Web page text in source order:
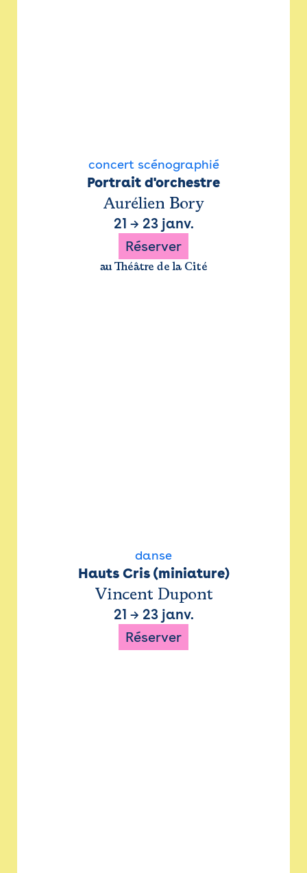
concert scénographié
Portrait d'orchestre
Aurélien Bory
21 → 23 janv.
Réserver
au Théâtre de la Cité
danse
Hauts Cris (miniature)
Vincent Dupont
21 → 23 janv.
Réserver